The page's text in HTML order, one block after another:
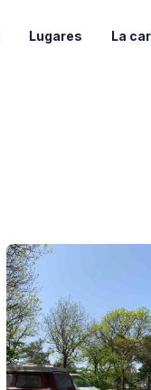
Lugares La